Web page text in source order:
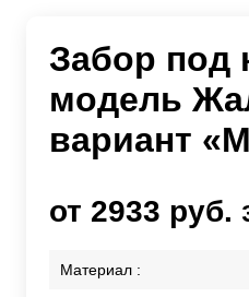
Забор под
модель
вариант
от 2933 руб.
Материал :